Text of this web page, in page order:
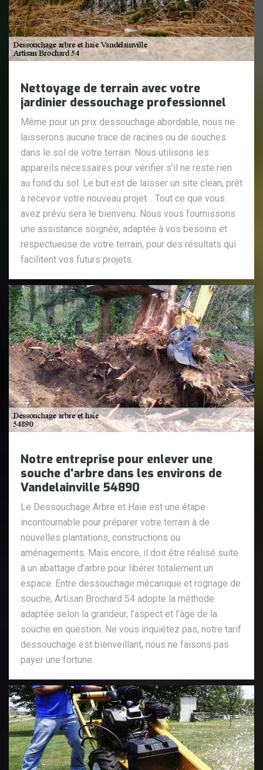
Nettoyage de terrain avec votre
jardinier dessouchage professionnel
Même pour un prix dessouchage abordable, nous ne
laisserons aucune trace de racines ou de souches
dans le sol de votre terrain. Nous utilisons les
appareils nécessaires pour vérifier s’il ne reste rien
au fond du sol. Le but est de laisser un site clean, prêt
à recevoir votre nouveau projet… Tout ce que vous
avez prévu sera le bienvenu. Nous vous fournissons
une assistance soignée, adaptée à vos besoins et
respectueuse de votre terrain, pour des résultats qui
facilitent vos futurs projets.
Notre entreprise pour enlever une
souche d'arbre dans les environs de
Vandelainville 54890
Le Dessouchage Arbre et Haie est une étape
incontournable pour préparer votre terrain à de
nouvelles plantations, constructions ou
aménagements. Mais encore, il doit être réalisé suite
à un abattage d’arbre pour libérer totalement un
espace. Entre dessouchage mécanique et rognage de
souche, Artisan Brochard 54 adopte la méthode
adaptée selon la grandeur, l’aspect et l’âge de la
souche en question. Ne vous inquiétez pas, notre tarif
dessouchage est bienveillant, nous ne faisons pas
payer une fortune.